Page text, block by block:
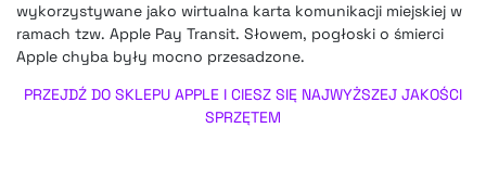
wykorzystywane jako wirtualna karta komunikacji miejskiej w
ramach tzw. Apple Pay Transit. Słowem, pogłoski o śmierci
Apple chyba były mocno przesadzone.
PRZEJDŹ DO SKLEPU APPLE I CIESZ SIĘ NAJWYŻSZEJ JAKOŚCI
SPRZĘTEM